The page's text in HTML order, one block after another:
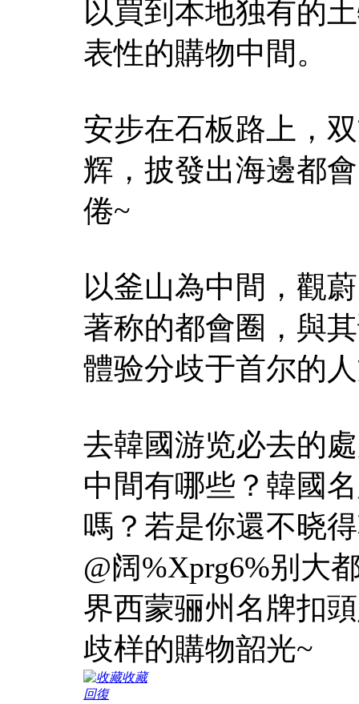
以買到本地独有的
表性的購物中間。
安步在石板路上，
辉，披發出海邊都
倦~
以釜山為中間，觀
著称的都會圈，與
體验分歧于首尔的
去韓國游览必去的
中間有哪些？韓國
嗎？若是你還不晓
@阔%Xprg6%别大
界西蒙骊州名牌扣
歧样的購物韶光~
收藏
回復